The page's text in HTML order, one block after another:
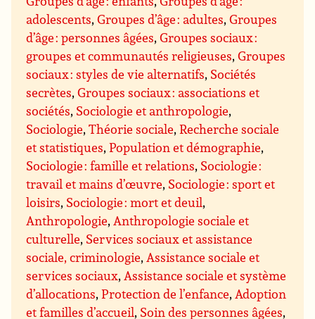
adolescents,Groupes d’âge : adultes,Groupes
d’âge : personnes âgées,Groupes sociaux :
groupes et communautés religieuses,Groupes
sociaux : styles de vie alternatifs, Sociétés
secrètes,Groupes sociaux : associations et
sociétés, Sociologie et anthropologie,
Sociologie,Théorie sociale,Recherche sociale
et statistiques,Population et démographie,
Sociologie : famille et relations, Sociologie :
travail et mains d’œuvre, Sociologie : sport et
loisirs, Sociologie : mort et deuil,
Anthropologie,Anthropologie sociale et
culturelle, Services sociaux et assistance
sociale, criminologie,Assistance sociale et
services sociaux,Assistance sociale et système
d’allocations,Protection de l’enfance,Adoption
et familles d’accueil, Soin des personnes âgées,